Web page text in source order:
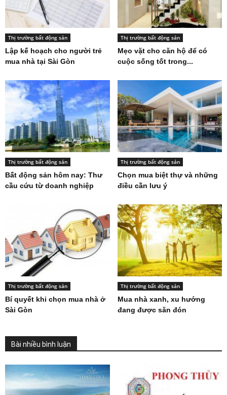
Thị trường bất động sản
Lập kế hoạch cho người trẻ
mua nhà tại Sài Gòn
Thị trường bất động sản
Mẹo vặt cho căn hộ để có
cuộc sống tốt trong...
Thị trường bất động sản
Bất động sản hôm nay: Thư
cầu cứu từ doanh nghiệp
Thị trường bất động sản
Chọn mua biệt thự và những
điều cần lưu ý
Thị trường bất động sản
Bí quyết khi chọn mua nhà ở
Sài Gòn
Thị trường bất động sản
Mua nhà xanh, xu hướng
đang được săn đón
Bài nhiều bình luận